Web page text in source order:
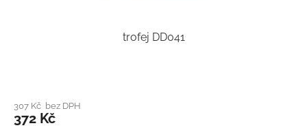
trofej DD041
307 Kč bez DPH
372 Kč